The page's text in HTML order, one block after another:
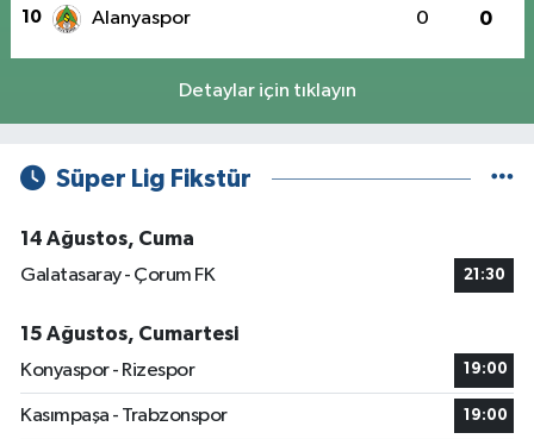
10 Alanyaspor 0 0
Detaylar için tıklayın
Süper Lig Fikstür
14 Ağustos, Cuma
Galatasaray - Çorum FK
21:30
15 Ağustos, Cumartesi
Konyaspor - Rizespor
19:00
Kasımpaşa - Trabzonspor 19:00